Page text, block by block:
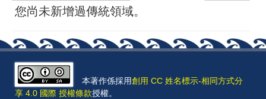
您尚未新增過傳統領域。
本著作係採用創用 CC 姓名標示-相同方式分
享 4.0 國際 授權條款授權。